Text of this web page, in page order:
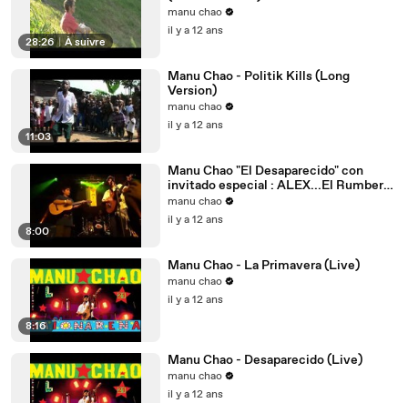
28:26 | À suivre
manu chao
il y a 12 ans
11:03
Manu Chao - Politik Kills (Long
Version)
manu chao
il y a 12 ans
8:00
Manu Chao "El Desaparecido" con
invitado especial : ALEX...El Rumbero
de Bogatell !!!
manu chao
il y a 12 ans
8:16
Manu Chao - La Primavera (Live)
manu chao
il y a 12 ans
Manu Chao - Desaparecido (Live)
manu chao
il y a 12 ans